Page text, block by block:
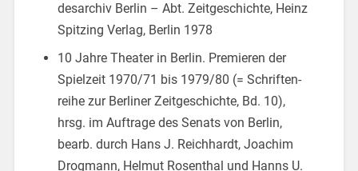
des­ar­chiv Ber­lin – Abt. Zeit­ge­schich­te, Heinz
Spit­zing Ver­lag, Ber­lin 1978
10 Jahre Thea­ter in Ber­lin. Pre­mie­ren der
Spiel­zeit 1970/71 bis 1979/80 (= Schrif­ten­
rei­he zur Ber­li­ner Zeit­ge­schich­te, Bd. 10),
hrsg. im Auf­tra­ge des Se­nats von Ber­lin,
bearb. durch Hans J. Reich­hardt, Joa­chim
Drog­mann, Hel­mut Ro­sen­thal und Hanns U.